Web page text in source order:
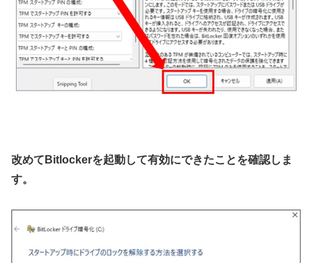
改めてBitlockerを起動して有効にできたことを確認しま
す。